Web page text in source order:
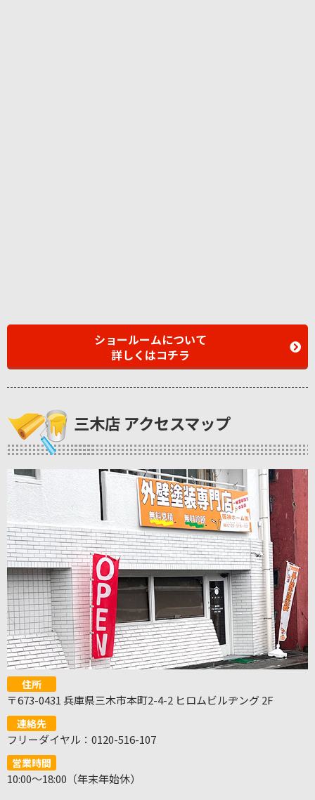
ショールームについて
詳しくはコチラ
三木店 アクセスマップ
住所
〒673-0431 兵庫県三木市本町2-4-2 ヒロムビルヂング 2F
連絡先
フリーダイヤル：0120-516-107
営業時間
10:00～18:00（年末年始休）